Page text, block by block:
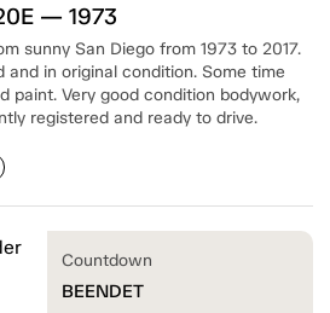
— 1973
sunny San Diego from 1973 to 2017.
and in original condition. Some time
paint. Very good condition bodywork,
registered and ready to drive.
Countdown
BEENDET